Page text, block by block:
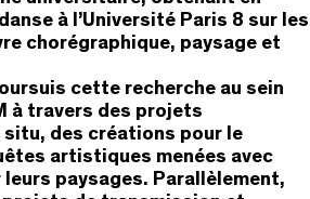
à l’Université Paris 8 sur les
chorégraphique, paysage et
cette recherche au sein
à travers des projets
des créations pour le
artistiques menées avec
leurs paysages. Parallèlement,